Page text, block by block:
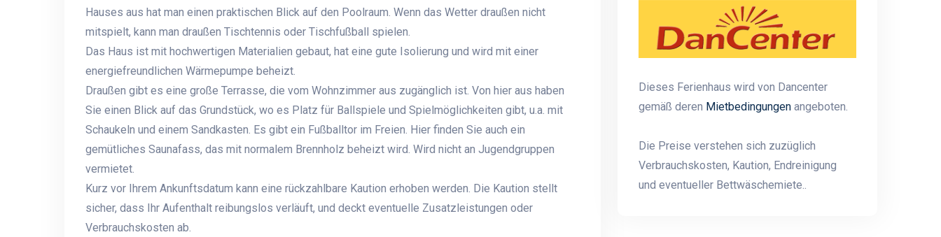
Hauses aus hat man einen praktischen Blick auf den Poolraum. Wenn das Wetter draußen nicht
mitspielt, kann man draußen Tischtennis oder Tischfußball spielen.
Das Haus ist mit hochwertigen Materialien gebaut, hat eine gute Isolierung und wird mit einer
energiefreundlichen Wärmepumpe beheizt.
Draußen gibt es eine große Terrasse, die vom Wohnzimmer aus zugänglich ist. Von hier aus haben
Sie einen Blick auf das Grundstück, wo es Platz für Ballspiele und Spielmöglichkeiten gibt, u.a. mit
Schaukeln und einem Sandkasten. Es gibt ein Fußballtor im Freien. Hier finden Sie auch ein
gemütliches Saunafass, das mit normalem Brennholz beheizt wird. Wird nicht an Jugendgruppen
vermietet.
Kurz vor Ihrem Ankunftsdatum kann eine rückzahlbare Kaution erhoben werden. Die Kaution stellt
sicher, dass Ihr Aufenthalt reibungslos verläuft, und deckt eventuelle Zusatzleistungen oder
Verbrauchskosten ab.
Dieses Ferienhaus wird von Dancenter
gemäß deren Mietbedingungenangeboten.
Die Preise verstehen sich zuzüglich
Verbrauchskosten, Kaution, Endreinigung
und eventueller Bettwäschemiete..